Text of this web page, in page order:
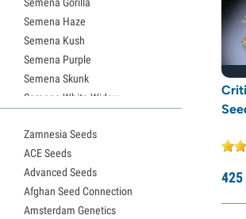
425
Original Sensible Seeds
Perfect Tree
(10)
Pheno Finder (12)
Philosopher Seeds (8)
Positronics Seeds
Pure Instinto
Purple City Genetics
Pyramid Seeds
(23)
Semena Haze
Semena Kush
Semena Purple
Semena Skunk
Semena White Widow
Semena Granddaddy Purple
Semena OG Kush
Semena Blue Dream
Semena Lemon Haze
Semena Bruce Banner
Zamnesia Seeds
ACE Seeds
Advanced Seeds
Afghan Seed Connection
Amsterdam Genetics